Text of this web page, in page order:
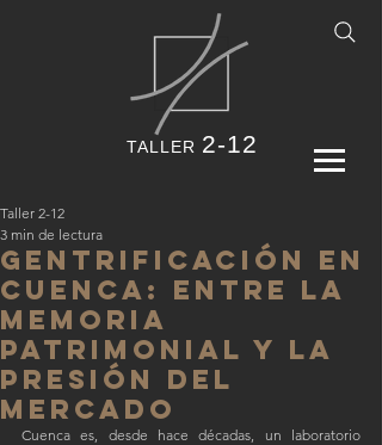
TALLER 2-12
Gentrificación en
Cuenca: entre la
memoria
patrimonial y la
presión del
mercado
Taller 2-12
3 min de lectura
Cuenca es, desde hace décadas, un laboratorio